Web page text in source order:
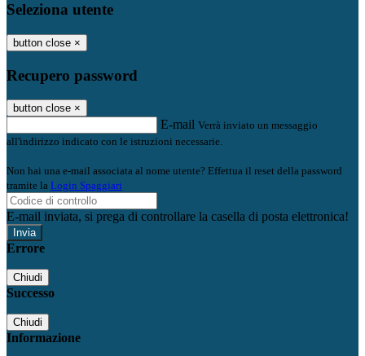
Seleziona utente
button close ×
Recupero password
button close ×
E-mail Verrà inviato un messaggio
all'indirizzo indicato con le istruzioni necessarie.
Non hai una e-mail associata al nome utente? Effettua il reset della password
tramite la Login Spaggiari
E-mail inviata, si prega di controllare la casella di posta elettronica!
Errore
Chiudi
Successo
Chiudi
Informazione